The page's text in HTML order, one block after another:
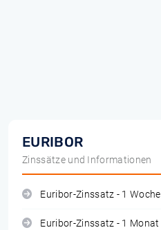
EURIBOR
Zinssätze und Informationen
Euribor-Zinssatz - 1 Woche
Euribor-Zinssatz - 1 Monat